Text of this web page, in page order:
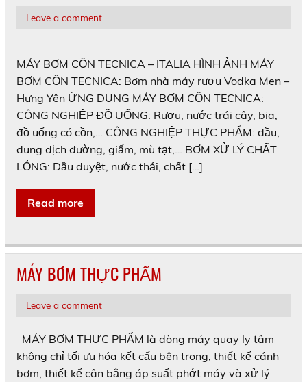
Leave a comment
MÁY BƠM CỒN TECNICA – ITALIA HÌNH ẢNH MÁY
BƠM CỒN TECNICA: Bơm nhà máy rượu Vodka Men –
Hưng Yên ỨNG DỤNG MÁY BƠM CỒN TECNICA:
CÔNG NGHIỆP ĐỒ UỐNG: Rượu, nước trái cây, bia,
đồ uống có cồn,… CÔNG NGHIỆP THỰC PHẨM: dầu,
dung dịch đường, giấm, mù tạt,… BƠM XỬ LÝ CHẤT
LỎNG: Dầu duyệt, nước thải, chất […]
Read more
MÁY BƠM THỰC PHẨM
Leave a comment
MÁY BƠM THỰC PHẨM là dòng máy quay ly tâm
không chỉ tối ưu hóa kết cấu bên trong, thiết kế cánh
bơm, thiết kế cân bằng áp suất phớt máy và xử lý